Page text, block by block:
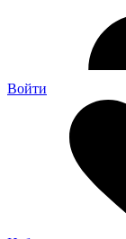
Войти